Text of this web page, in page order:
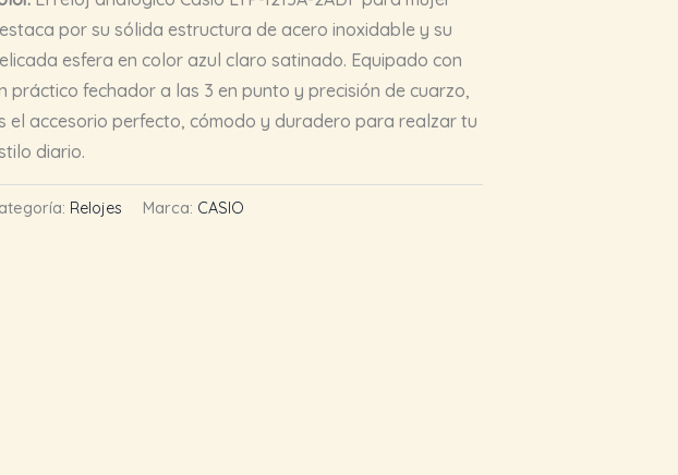
por su sólida estructura de acero inoxidable y su
esfera en color azul claro satinado. Equipado con
práctico fechador a las 3 en punto y precisión de cuarzo,
el accesorio perfecto, cómodo y duradero para realzar tu
diario.
Relojes Marca: CASIO